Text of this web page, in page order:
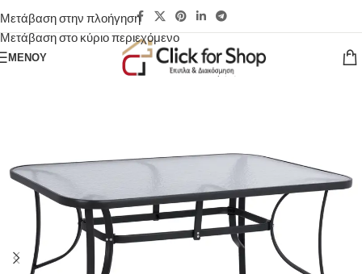
Μετάβαση στην πλοήγηση
Μετάβαση στο κύριο περιεχόμενο
ΜΕΝΟΎ